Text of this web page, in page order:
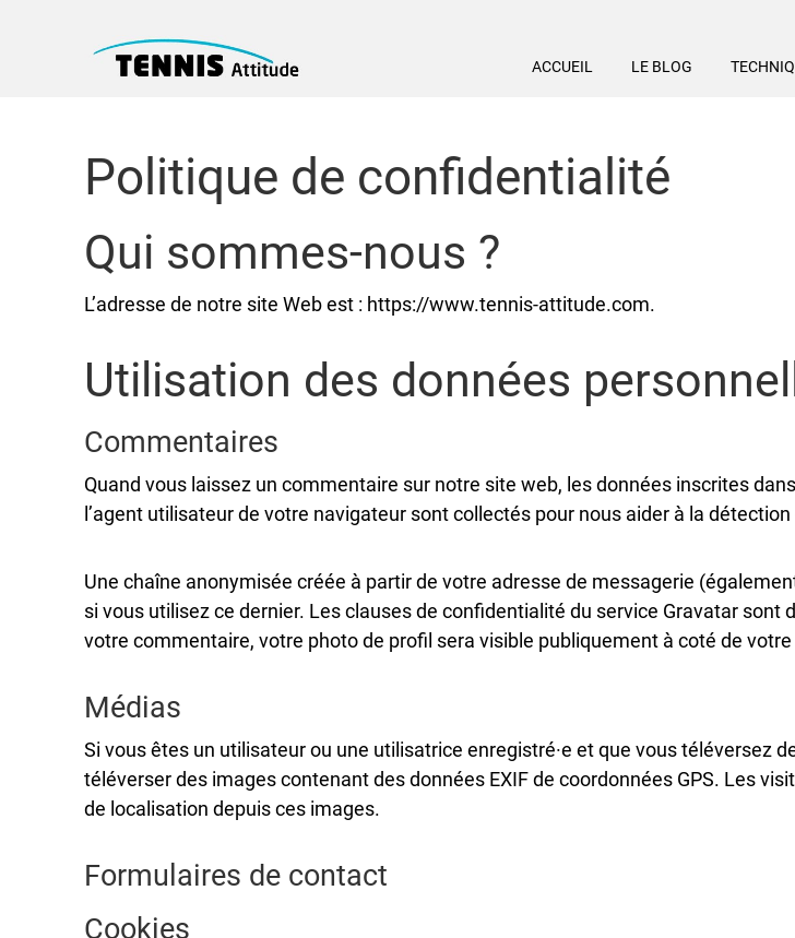
ACCUEIL LE BLOG
Politique de confidentialité
Qui sommes-nous ?
L’adresse de notre site Web est : https://www.tennis-attitude.com.
Utilisation des données
Commentaires
Quand vous laissez un commentaire sur notre site web, les données inscrites
l’agent utilisateur de votre navigateur sont collectés pour nous aider à la
Une chaîne anonymisée créée à partir de votre adresse de messagerie
si vous utilisez ce dernier. Les clauses de confidentialité du service Gravatar
votre commentaire, votre photo de profil sera visible publiquement à coté de
Médias
Si vous êtes un utilisateur ou une utilisatrice enregistré·e et que vous téléversez
téléverser des images contenant des données EXIF de coordonnées GPS. Les
de localisation depuis ces images.
Formulaires de contact
Cookies